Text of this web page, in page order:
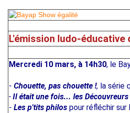
L'émission ludo-éducative
Mercredi 10 mars, à 14h30, le
- Chouette, pas chouette !, la série
- Il était une fois... les Découvreurs
- Les p'tits philos pour réfléchir sur